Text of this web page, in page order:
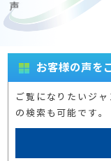
声
お客様の声を
ご覧になりたいジ
の検索も可能です。